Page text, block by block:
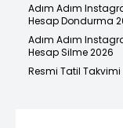
Adım Adım
Hesap Dondurma
Adım Adım
Hesap Silme 2026
Resmi Tatil Takvimi